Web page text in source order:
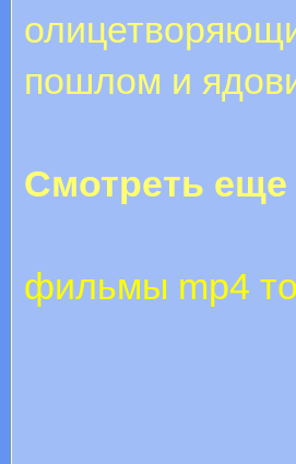
пошлом и
Смотреть
фильмы mp4